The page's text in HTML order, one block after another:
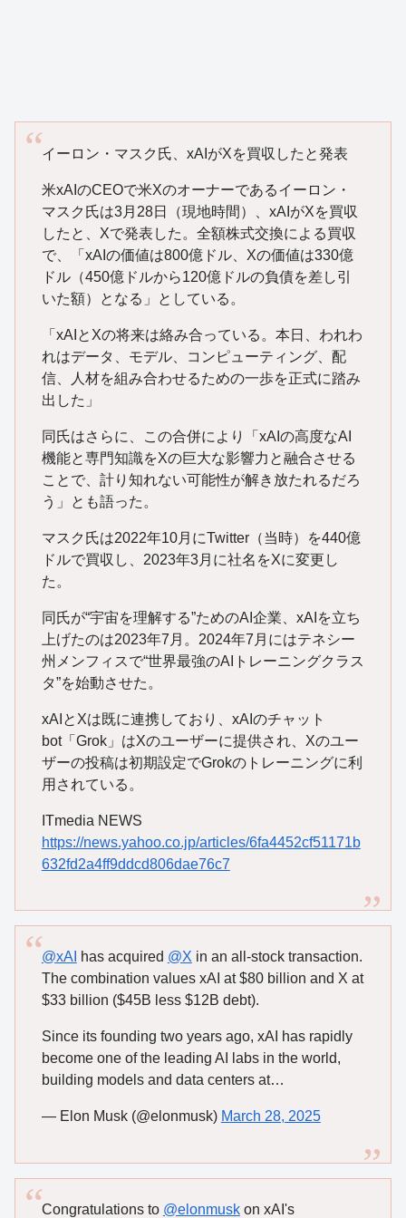
イーロン・マスク氏、xAIがXを買収したと発表
米xAIのCEOで米Xのオーナーであるイーロン・
マスク氏は3月28日（現地時間）、xAIがXを買収
したと、Xで発表した。全額株式交換による買収
で、「xAIの価値は800億ドル、Xの価値は330億
ドル（450億ドルから120億ドルの負債を差し引
いた額）となる」としている。
「xAIとXの将来は絡み合っている。本日、われわ
れはデータ、モデル、コンピューティング、配
信、人材を組み合わせるための一歩を正式に踏み
出した」
同氏はさらに、この合併により「xAIの高度なAI
機能と専門知識をXの巨大な影響力と融合させる
ことで、計り知れない可能性が解き放たれるだろ
う」とも語った。
マスク氏は2022年10月にTwitter（当時）を440億
ドルで買収し、2023年3月に社名をXに変更し
た。
同氏が“宇宙を理解する”ためのAI企業、xAIを立ち
上げたのは2023年7月。2024年7月にはテネシー
州メンフィスで“世界最強のAIトレーニングクラス
タ”を始動させた。
xAIとXは既に連携しており、xAIのチャット
bot「Grok」はXのユーザーに提供され、Xのユー
ザーの投稿は初期設定でGrokのトレーニングに利
用されている。
ITmedia NEWS
https://news.yahoo.co.jp/articles/6fa4452cf51171b
632fd2a4ff9ddcd806dae76c7
@xAI has acquired @X in an all-stock transaction.
The combination values xAI at $80 billion and X at
$33 billion ($45B less $12B debt).
Since its founding two years ago, xAI has rapidly
become one of the leading AI labs in the world,
building models and data centers at…
— Elon Musk (@elonmusk) March 28, 2025
Congratulations to @elonmuskon xAI's